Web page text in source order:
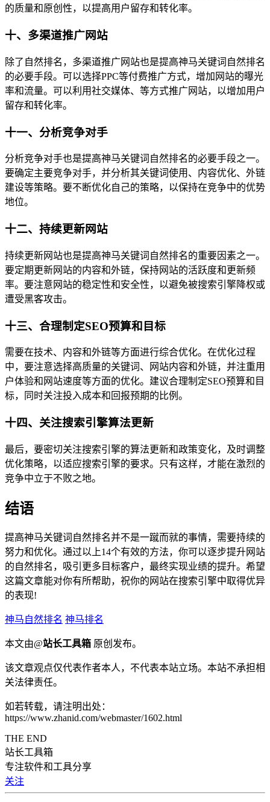
的质量和原创性，以提高用户留存和转化率。
十、多渠道推广网站
除了自然排名，多渠道推广网站也是提高神马关键词自然排名
的必要手段。可以选择PPC等付费推广方式，增加网站的曝光
率和流量。可以利用社交媒体、等方式推广网站，以增加用户
留存和转化率。
十一、分析竞争对手
分析竞争对手也是提高神马关键词自然排名的必要手段之一。
要确定主要竞争对手，并分析其关键词使用、内容优化、外链
建设等策略。要不断优化自己的策略，以保持在竞争中的优势
地位。
十二、持续更新网站
持续更新网站也是提高神马关键词自然排名的重要因素之一。
要定期更新网站的内容和外链，保持网站的活跃度和更新频
率。要注意网站的稳定性和安全性，以避免被搜索引擎降权或
遭受黑客攻击。
十三、合理制定SEO预算和目标
需要在技术、内容和外链等方面进行综合优化。在优化过程
中，要注意选择高质量的关键词、网站内容和外链，并注重用
户体验和网站速度等方面的优化。建议合理制定SEO预算和目
标，同时关注投入成本和回报预期的比例。
十四、关注搜索引擎算法更新
最后，要密切关注搜索引擎的算法更新和政策变化，及时调整
优化策略，以适应搜索引擎的要求。只有这样，才能在激烈的
竞争中立于不败之地。
结语
提高神马关键词自然排名并不是一蹴而就的事情，需要持续的
努力和优化。通过以上14个有效的方法，你可以逐步提升网站
的自然排名，吸引更多目标客户，最终实现业绩的提升。希望
这篇文章能对你有所帮助，祝你的网站在搜索引擎中取得优异
的表现!
神马自然排名 神马排名
本文由@站长工具箱 原创发布。
该文章观点仅代表作者本人，不代表本站立场。本站不承担相
关法律责任。
如若转载，请注明出处：
https://www.zhanid.com/webmaster/1602.html
THE END
站长工具箱
专注软件和工具分享
关注